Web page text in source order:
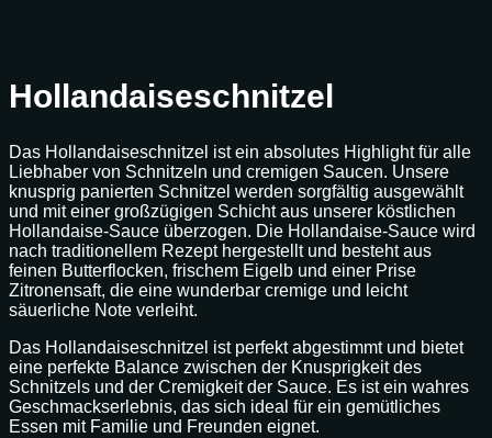
Hollandaiseschnitzel
Das Hollandaiseschnitzel ist ein absolutes Highlight für alle
Liebhaber von Schnitzeln und cremigen Saucen. Unsere
knusprig panierten Schnitzel werden sorgfältig ausgewählt
und mit einer großzügigen Schicht aus unserer köstlichen
Hollandaise-Sauce überzogen. Die Hollandaise-Sauce wird
nach traditionellem Rezept hergestellt und besteht aus
feinen Butterflocken, frischem Eigelb und einer Prise
Zitronensaft, die eine wunderbar cremige und leicht
säuerliche Note verleiht.
Das Hollandaiseschnitzel ist perfekt abgestimmt und bietet
eine perfekte Balance zwischen der Knusprigkeit des
Schnitzels und der Cremigkeit der Sauce. Es ist ein wahres
Geschmackserlebnis, das sich ideal für ein gemütliches
Essen mit Familie und Freunden eignet.